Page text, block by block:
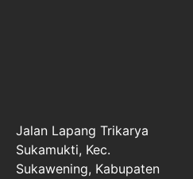
Jalan Lapang Trikarya
Sukamukti, Kec.
Sukawening, Kabupaten